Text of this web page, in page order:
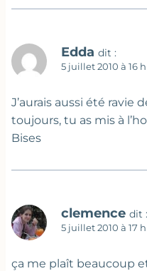
Edda dit :
5 juillet 2010 à 16
J’aurais aussi été ravie
toujours, tu as mis à
Bises
clemence dit :
5 juillet 2010 à 17
ça me plaît beaucoup